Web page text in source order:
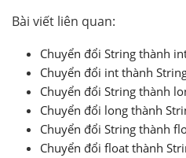
Bài viết liên quan:
Chuyển đổi String thành
Chuyển đổi int thành
Chuyển đổi String thành
Chuyển đổi long thành
Chuyển đổi String thành
Chuyển đổi float thành